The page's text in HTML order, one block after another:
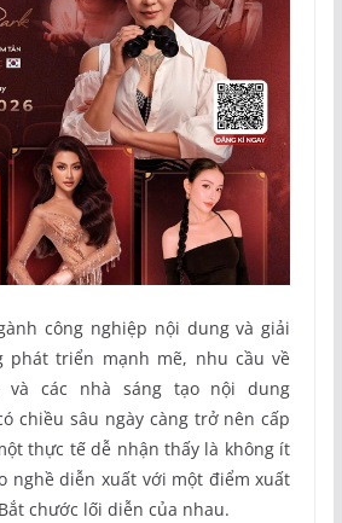
công nghiệp nội dung và giải
phát triển mạnh mẽ, nhu cầu về
và các nhà sáng tạo nội dung
chiều sâu ngày càng trở nên cấp
thực tế dễ nhận thấy là không ít
nghề diễn xuất với một điểm xuất
chước lối diễn của nhau.